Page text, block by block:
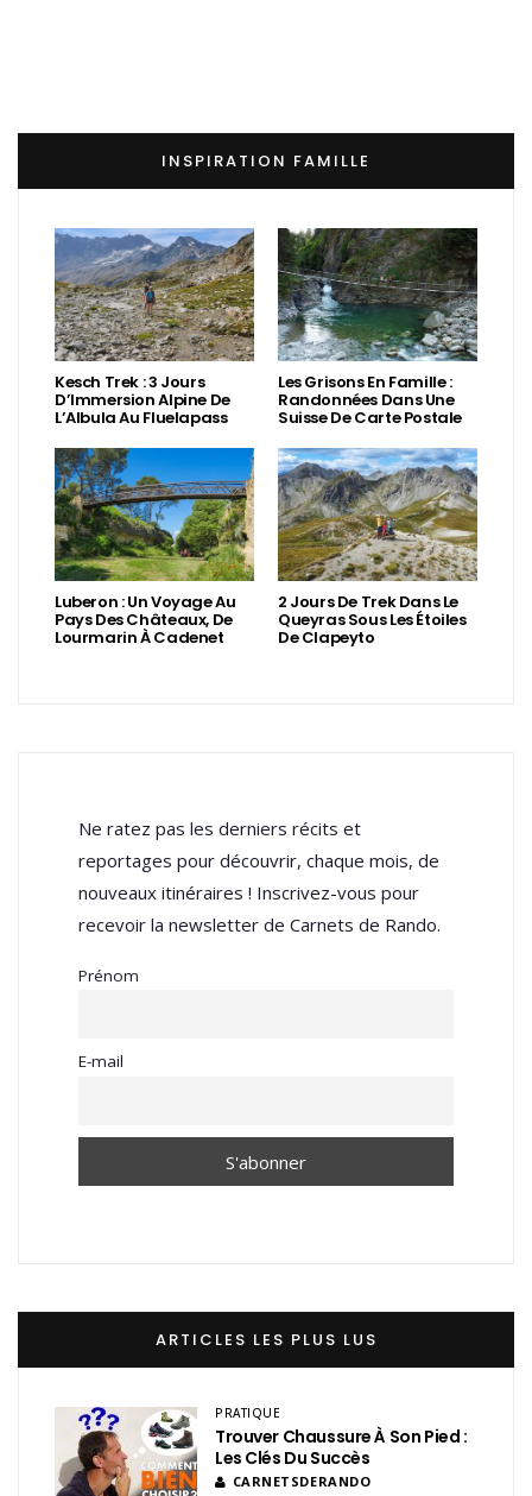
INSPIRATION FAMILLE
Kesch Trek : 3 Jours
D’Immersion Alpine De
L’Albula Au Fluelapass
Les Grisons En Famille :
Randonnées Dans Une
Suisse De Carte Postale
Luberon : Un Voyage Au
Pays Des Châteaux, De
Lourmarin À Cadenet
2 Jours De Trek Dans Le
Queyras Sous Les Étoiles
De Clapeyto
Ne ratez pas les derniers récits et
reportages pour découvrir, chaque mois, de
nouveaux itinéraires ! Inscrivez-vous pour
recevoir la newsletter de Carnets de Rando.
Prénom
E-mail
ARTICLES LES PLUS LUS
PRATIQUE
Trouver Chaussure À Son Pied :
Les Clés Du Succès
CARNETSDERANDO